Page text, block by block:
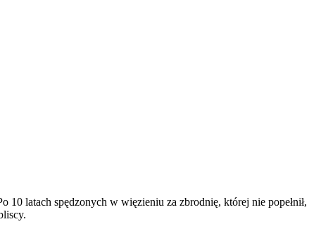
10 latach spędzonych w więzieniu za zbrodnię, której nie popełnił,